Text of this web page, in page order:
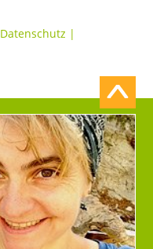
Datenschutz |